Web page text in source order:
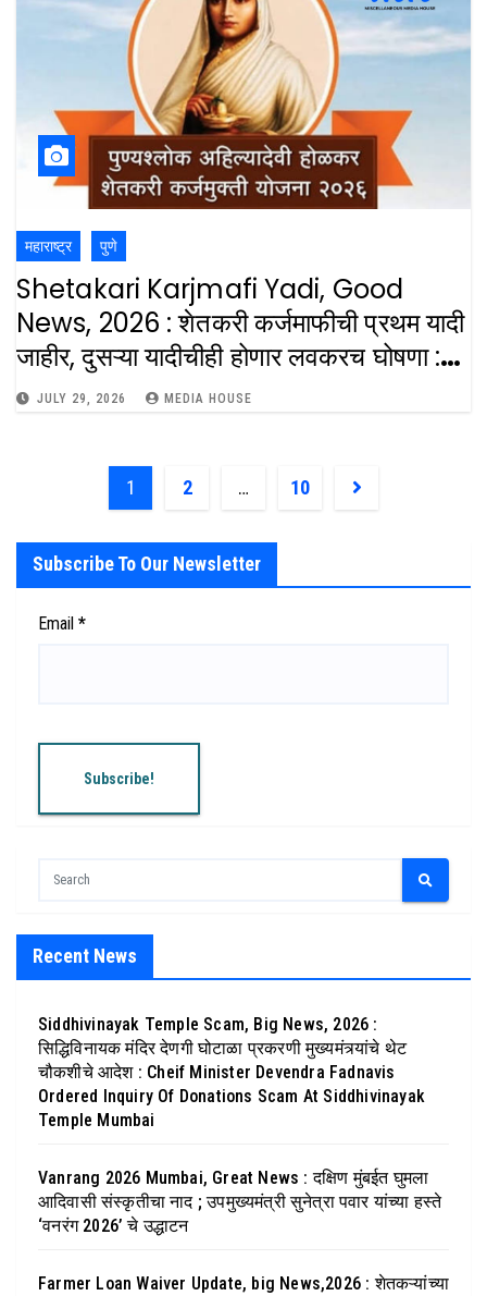
महाराष्ट्र पुणे
Shetakari Karjmafi Yadi, Good
News, 2026 : शेतकरी कर्जमाफीची प्रथम यादी
जाहीर, दुसऱ्या यादीचीही होणार लवकरच घोषणा :
Punyashlok Ahilyadevi Holkar
List In August
JULY 29, 2026 MEDIA HOUSE
1 2 … 10
Subscribe To Our Newsletter
Email *
Recent News
Siddhivinayak Temple Scam, Big News, 2026 :
सिद्धिविनायक मंदिर देणगी घोटाळा प्रकरणी मुख्यमंत्र्यांचे थेट
चौकशीचे आदेश : Cheif Minister Devendra Fadnavis
Ordered Inquiry Of Donations Scam At Siddhivinayak
Temple Mumbai
Vanrang 2026 Mumbai, Great News : दक्षिण मुंबईत घुमला
आदिवासी संस्कृतीचा नाद ; उपमुख्यमंत्री सुनेत्रा पवार यांच्या हस्ते
‘वनरंग 2026’ चे उद्धाटन
Farmer Loan Waiver Update, big News,2026 : शेतकऱ्यांच्या